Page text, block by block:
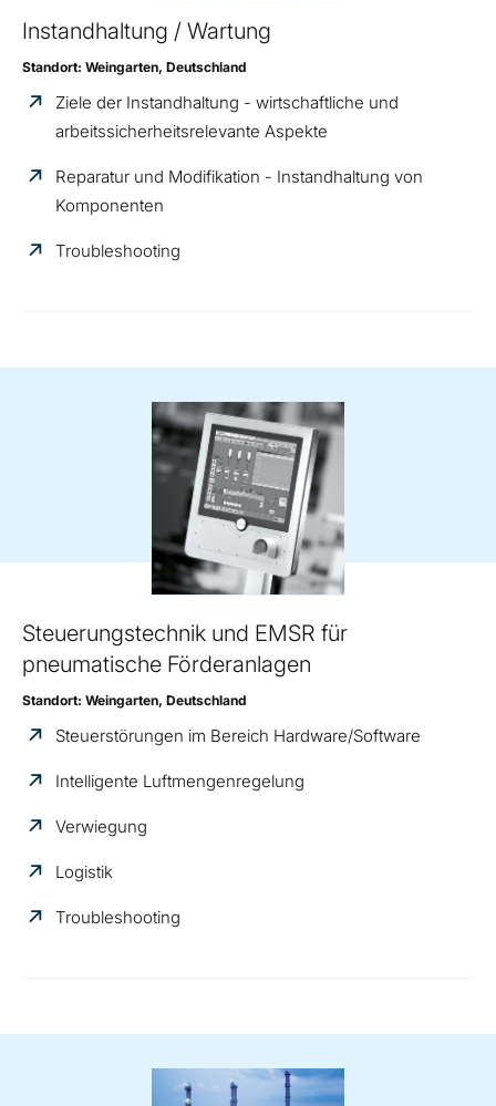
Instandhaltung / Wartung
Standort: Weingarten, Deutschland
Ziele der Instandhaltung - wirtschaftliche und
arbeitssicherheitsrelevante Aspekte
Reparatur und Modifikation - Instandhaltung von
Komponenten
Troubleshooting
Steuerungstechnik und EMSR für
pneumatische Förderanlagen
Standort: Weingarten, Deutschland
Steuerstörungen im Bereich Hardware/Software
Intelligente Luftmengenregelung
Verwiegung
Logistik
Troubleshooting